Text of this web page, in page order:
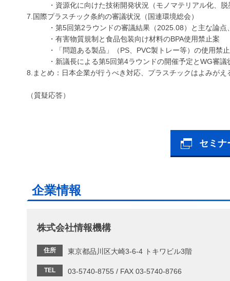
・資源化に向けた技術開発状況（モノマテリアル化、脱
7.国際プラスチック条約の審議状況（国連環境総会）
・第5回第2ラウンドの審議結果（2025.08）と主な論点
・有害物質規制と食品包装向け材料のBPA使用禁止案
・「問題ある製品」（PS、PVC製トレー等）の使用禁止
・新議長による第5回第4ラウンドの開催予定とWG審議
8.まとめ：日本企業が行うべき対応、プラスチックはよみがえ
（質疑応答）
セミナ
企業情報
株式会社情報機構
住所 東京都品川区大崎3-6-4 トキワビル3階
TEL 03-5740-8755 / FAX 03-5740-8766